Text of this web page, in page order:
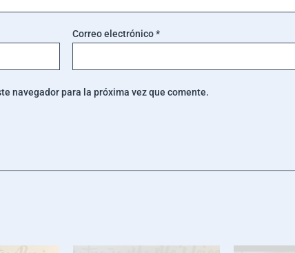
Correo electrónico*
navegador para la próxima vez que comente.